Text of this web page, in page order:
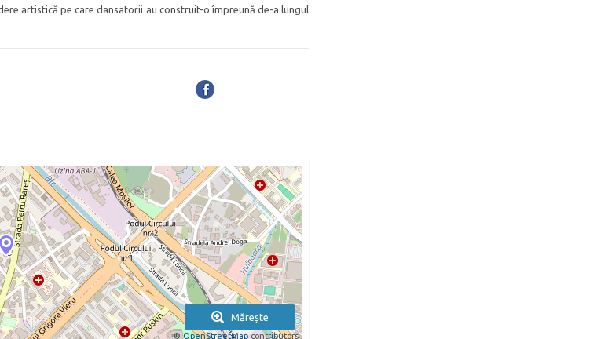
artistică pe care dansatorii au construit-o împreună de-a lungul
Mărește
©OpenStreetMap contributors